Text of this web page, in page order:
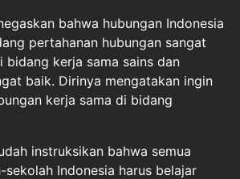
bahwa hubungan Indonesia
pertahanan hubungan sangat
bidang kerja sama sains dan
baik. Dirinya mengatakan ingin
kerja sama di bidang
instruksikan bahwa semua
Indonesia harus belajar